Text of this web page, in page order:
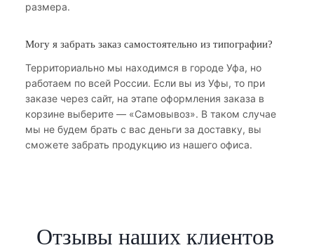
размера.
Могу я забрать заказ самостоятельно из типографии?
Территориально мы находимся в городе Уфа, но
работаем по всей России. Если вы из Уфы, то при
заказе через сайт, на этапе оформления заказа в
корзине выберите — «Самовывоз». В таком случае
мы не будем брать с вас деньги за доставку, вы
сможете забрать продукцию из нашего офиса.
Отзывы наших клиентов